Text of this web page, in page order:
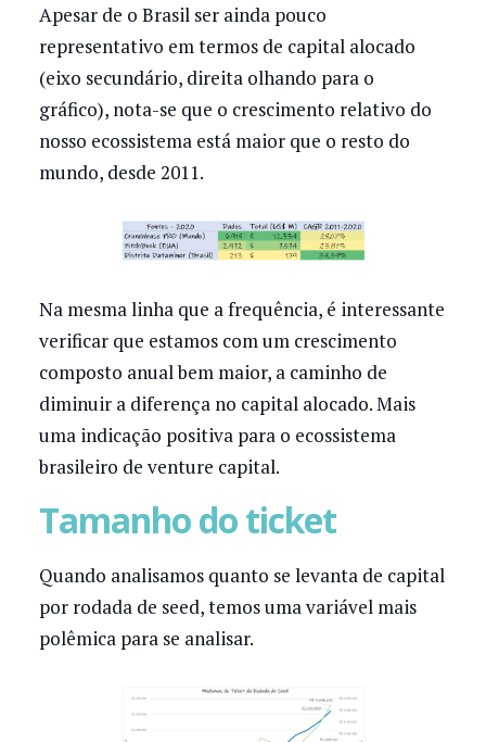
Apesar de o Brasil ser ainda pouco
representativo em termos de capital alocado
(eixo secundário, direita olhando para o
gráfico), nota-se que o crescimento relativo do
nosso ecossistema está maior que o resto do
mundo, desde 2011.
Na mesma linha que a frequência, é interessante
verificar que estamos com um crescimento
composto anual bem maior, a caminho de
diminuir a diferença no capital alocado. Mais
uma indicação positiva para o ecossistema
brasileiro de venture capital.
Tamanho do ticket
Quando analisamos quanto se levanta de capital
por rodada de seed, temos uma variável mais
polêmica para se analisar.